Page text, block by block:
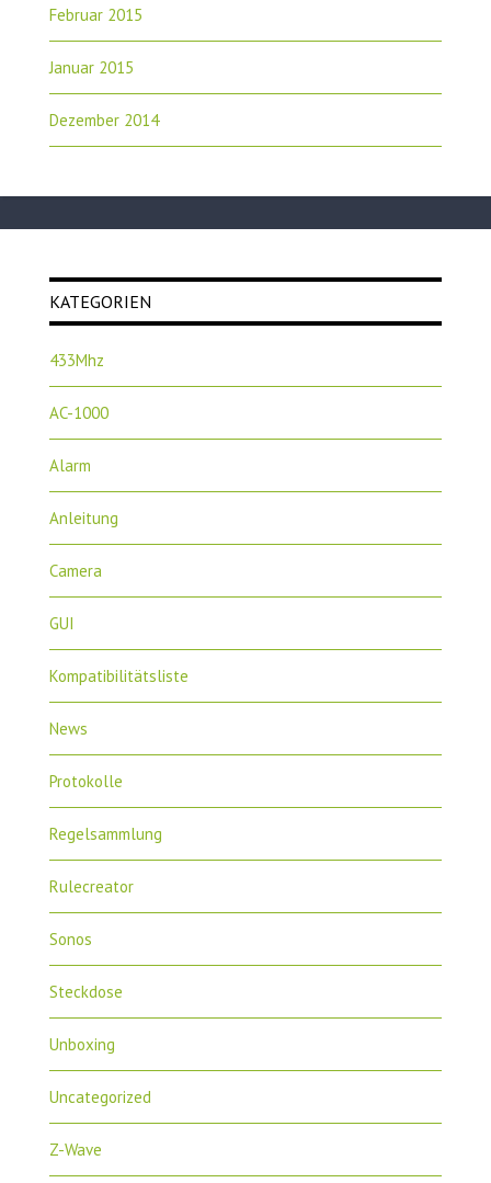
Februar 2015
Januar 2015
Dezember 2014
KATEGORIEN
433Mhz
AC-1000
Alarm
Anleitung
Camera
GUI
Kompatibilitätsliste
News
Protokolle
Regelsammlung
Rulecreator
Sonos
Steckdose
Unboxing
Uncategorized
Z-Wave